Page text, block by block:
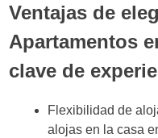
Ventajas de
Apartamentos
clave de
Flexibilidad de
alojas en la casa